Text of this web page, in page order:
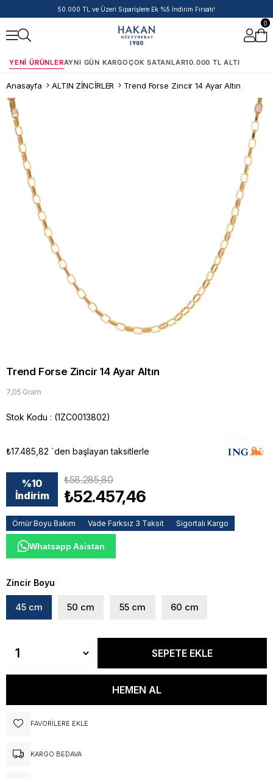
50.000 TL ve Üzeri Siparişlere Ek %5 İndirim Fırsatı!
0
YENI ÜRÜNLERAYNI GÜN KARGOÇOK SATANLAR10.000 TL ALTI
Anasayfa ALTIN ZİNCİRLER Trend Forse Zincir 14 Ayar Altın
Trend Forse Zincir 14 Ayar Altın
7,05 Gram
Stok Kodu (1ZC0013802)
₺17.485,82 `den başlayan taksitlerle
%10
İndirim
₺58.285,80
₺52.457,46
Ömür Boyu Bakım Vade Farksız 3 Taksit Sigortalı Kargo
Whatsapp Asistan
Zincir Boyu
45 cm 50 cm 55 cm 60 cm
FAVORILERE EKLE
KARGO BEDAVA